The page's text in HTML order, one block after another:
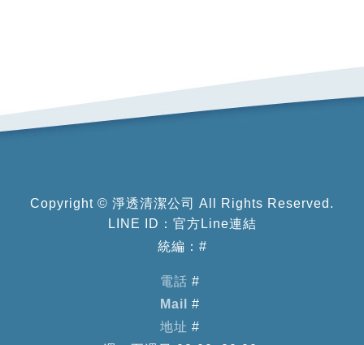
Copyright © 淨透清潔公司 All Rights Reserved.
LINE ID： 官方Line連結
統編：#
電話 #
Mail
#
地址 #